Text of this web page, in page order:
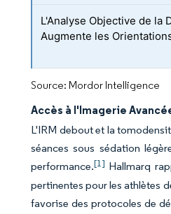
L'Analyse Objective de la
Augmente les
Source: Mordor Intelligence
Accès à l'Imagerie
L'IRM debout et la
séances sous sédation
performance.[1] Hallmarq
pertinentes pour les athlètes
favorise des protocoles de